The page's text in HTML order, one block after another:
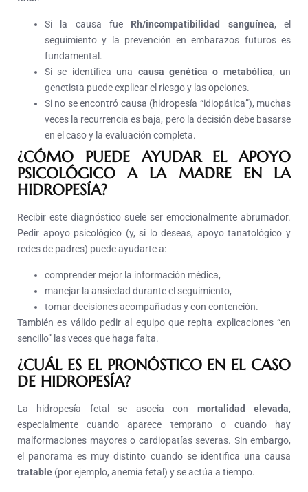
Si la causa fue Rh/incompatibilidad sanguínea, el
seguimiento y la prevención en embarazos futuros es
fundamental.
Si se identifica una causa genética o metabólica, un
genetista puede explicar el riesgo y las opciones.
Si no se encontró causa (hidropesía “idiopática”), muchas
veces la recurrencia es baja, pero la decisión debe basarse
en el caso y la evaluación completa.
¿CÓMO PUEDE AYUDAR EL APOYO
PSICOLÓGICO A LA MADRE EN LA
HIDROPESÍA?
Recibir este diagnóstico suele ser emocionalmente abrumador.
Pedir apoyo psicológico (y, si lo deseas, apoyo tanatológico y
redes de padres) puede ayudarte a:
comprender mejor la información médica,
manejar la ansiedad durante el seguimiento,
tomar decisiones acompañadas y con contención.
También es válido pedir al equipo que repita explicaciones “en
sencillo” las veces que haga falta.
¿CUÁL ES EL PRONÓSTICO EN EL CASO
DE HIDROPESÍA?
La hidropesía fetal se asocia con mortalidad elevada,
especialmente cuando aparece temprano o cuando hay
malformaciones mayores o cardiopatías severas. Sin embargo,
el panorama es muy distinto cuando se identifica una causa
tratable (por ejemplo, anemia fetal) y se actúa a tiempo.